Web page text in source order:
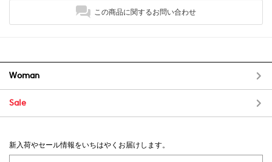
この商品に関するお問い合わせ
Woman
Sale
新入荷やセール情報をいちはやくお届けします。